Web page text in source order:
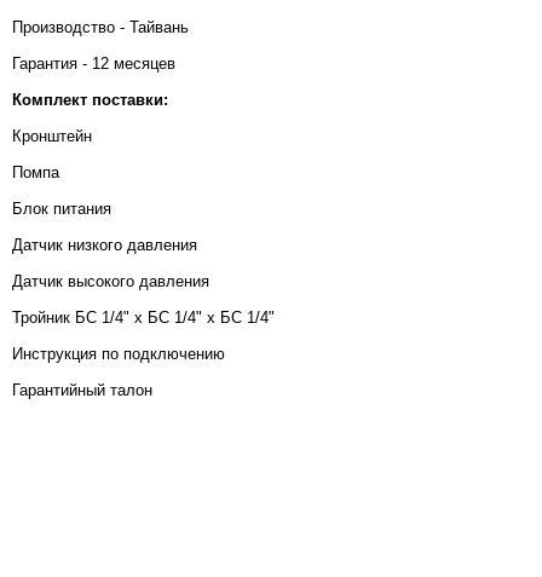
Производство - Тайвань
Гарантия - 12 месяцев
Комплект поставки:
Кронштейн
Помпа
Блок питания
Датчик низкого давления
Датчик высокого давления
Тройник БС 1/4" х БС 1/4" х БС 1/4"
Инструкция по подключению
Гарантийный талон